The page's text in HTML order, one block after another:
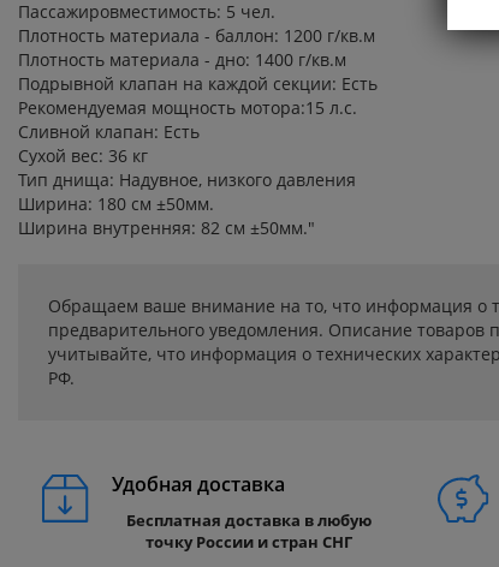
Пассажировместимость: 5 чел.
Плотность материала - баллон: 1200 г/кв.м
Плотность материала - дно: 1400 г/кв.м
Подрывной клапан на каждой секции: Есть
Рекомендуемая мощность мотора:15 л.с.
Сливной клапан: Есть
Сухой вес: 36 кг
Тип днища: Надувное, низкого давления
Ширина: 180 см ±50мм.
Ширина внутренняя: 82 см ±50мм."
Обращаем ваше внимание на то, что информация о
предварительного уведомления. Описание
учитывайте, что информация о технических
РФ.
Удобная доставка
Бесплатная доставка в любую
точку России и стран СНГ